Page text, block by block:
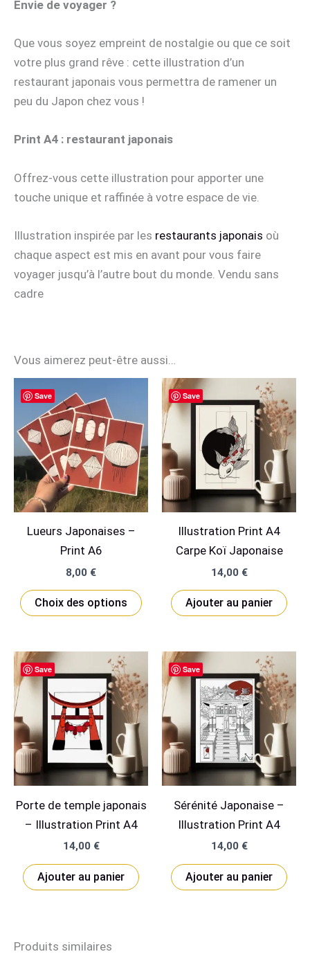
Envie de voyager ?
Que vous soyez empreint de nostalgie ou que ce soit
votre plus grand rêve : cette illustration d’un
restaurant japonais vous permettra de ramener un
peu du Japon chez vous !
Print A4 : restaurant japonais
Offrez-vous cette illustration pour apporter une
touche unique et raffinée à votre espace de vie.
Illustration inspirée par les restaurants japonais où
chaque aspect est mis en avant pour vous faire
voyager jusqu’à l’autre bout du monde. Vendu sans
cadre
Vous aimerez peut-être aussi…
Save
Lueurs Japonaises –
Print A6
8,00 €
Choix des options
produit
plusieurs
variations.
Les
options
peuvent
être
choisies
sur
la
produit
Save
Illustration Print A4
Carpe Koï Japonaise
14,00 €
Ajouter au panier
Save
Porte de temple japonais
– Illustration Print A4
14,00 €
Ajouter au panier
Save
Sérénité Japonaise –
Illustration Print A4
14,00 €
Ajouter au panier
Produits similaires